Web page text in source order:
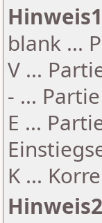
Hinweis1
blank ...
V ...
- ...
E ...
K ...
Hinweis2